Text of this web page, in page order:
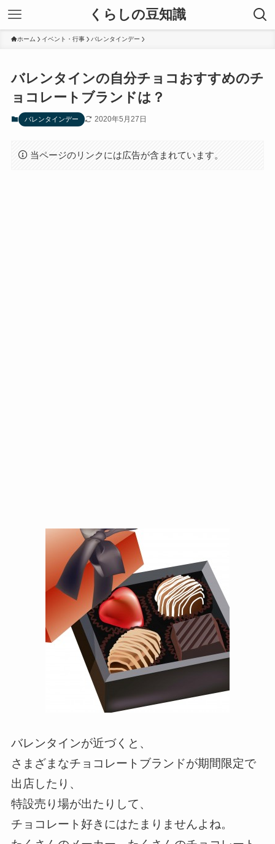
くらしの豆知識
ホーム イベント・行事 バレンタインデー
バレンタインの自分チョコおすすめのチ
ョコレートブランドは？
バレンタインデー 2020年5月27日
当ページのリンクには広告が含まれています。
バレンタインが近づくと、
さまざまなチョコレートブランドが期間限定で
出店したり、
特設売り場が出たりして、
チョコレート好きにはたまりませんよね。